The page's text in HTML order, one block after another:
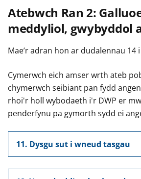
Atebwch Ran 2:
meddyliol, gwybyddol
Mae’r adran hon ar dudalennau 14
Cymerwch eich amser wrth ateb
chymerwch seibiant pan fydd
rhoi'r holl wybodaeth i'r DWP er
penderfynu pa gymorth sydd ei
11. Dysgu sut i wneud tasgau